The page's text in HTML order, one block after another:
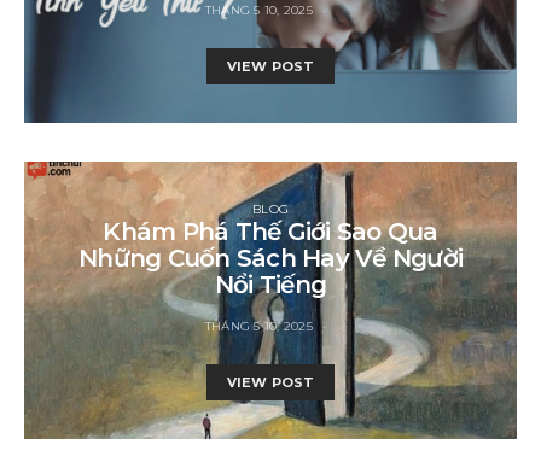
THÁNG 5 10, 2025
VIEW POST
BLOG
Khám Phá Thế Giới Sao Qua
Những Cuốn Sách Hay Về Người
Nổi Tiếng
THÁNG 5 10, 2025
VIEW POST